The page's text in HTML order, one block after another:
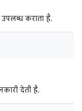
कराता है.
देती है.